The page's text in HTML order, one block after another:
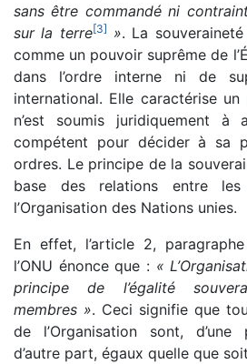
sans être commandé ni
sur la terre[3] ». La
comme un pouvoir suprême de
dans l’ordre interne ni de
international. Elle caractérise
n’est soumis juridiquement à
compétent pour décider à sa
ordres. Le principe de la
base des relations entre
l’Organisation des Nations unies.
En effet, l’article 2,
l’ONU énonce que : «
principe de l’égalité
membres ». Ceci signifie que
de l’Organisation sont,
d’autre part, égaux quelle que